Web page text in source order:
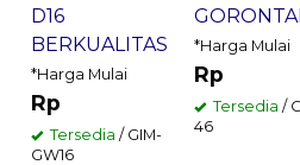
D16
BERKUALITAS
*Harga Mulai
Rp
Tersedia / GIM-
GW16
*Harga Mulai
Rp
Tersedia /
46